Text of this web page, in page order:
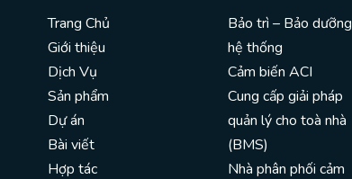
Trang Chủ
Giới thiệu
Dịch Vụ
Sản phẩm
Dự án
Bài viết
Hợp tác
Bảo trì – Bảo dưỡng
hệ thống
Cảm biến ACI
Cung cấp giải pháp
quản lý cho toà nhà
(BMS)
Nhà phân phối cảm